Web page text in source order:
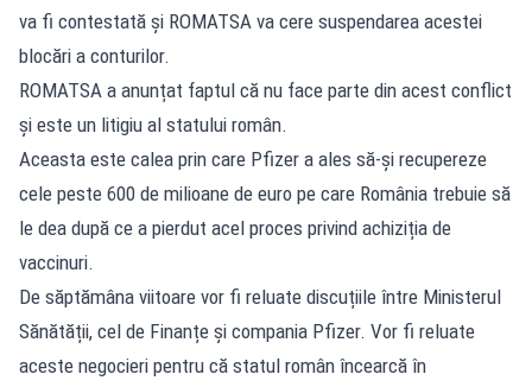
va fi contestată și ROMATSA va cere suspendarea acestei
blocări a conturilor.
ROMATSA a anunțat faptul că nu face parte din acest conflict
și este un litigiu al statului român.
Aceasta este calea prin care Pfizer a ales să-și recupereze
cele peste 600 de milioane de euro pe care România trebuie să
le dea după ce a pierdut acel proces privind achiziția de
vaccinuri.
De săptămâna viitoare vor fi reluate discuțiile între Ministerul
Sănătății, cel de Finanțe și compania Pfizer. Vor fi reluate
aceste negocieri pentru că statul român încearcă în